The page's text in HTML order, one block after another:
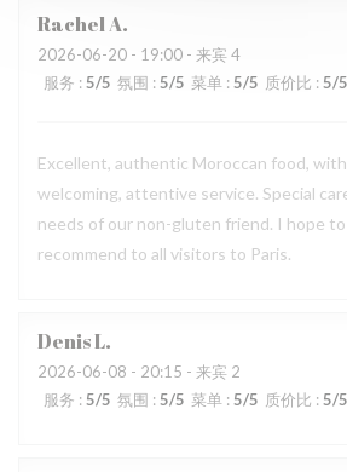
RachelA
2026-06-20 - 19:00 - 来宾 4
服务 :5/5 氛围 : 5/5 菜单 : 5/5 质价比 : 5/5
Excellent, authentic Moroccan food,
welcoming, attentive service. Special
needs of our non-gluten friend. I hope
recommend to all visitors to Paris.
DenisL
2026-06-08 - 20:15 - 来宾 2
服务 : 5/5 氛围 : 5/5 菜单 : 5/5 质价比 : 5/5